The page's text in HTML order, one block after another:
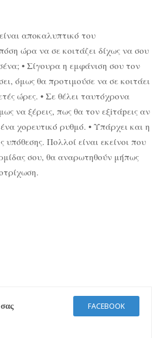
αποκαλυπτικό του
ώρα να σε κοιτάζει δίχως να σου
• Σίγουρα η εμφάνιση σου τον
όμως θα προτιμούσε να σε κοιτάει
ώρες. • Σε θέλει ταυτόχρονα
να ξέρεις, πως θα τον εξiτάpεις αν
χορευτικό ρυθμό. • Υπάρχει και η
υπόθεσης. Πολλοί είναι εκείνοι που
σου, θα αναρωτηθούν μήπως
FACEBOOK